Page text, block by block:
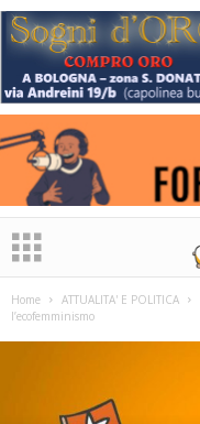
Home ATTUALITA' E POLITICA
l’ecofemminismo